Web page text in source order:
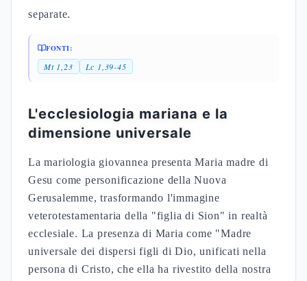
Miriam nel contesto ebraico del
I secolo: donne nella Bibbia e
nella Palestina
L'etimologia di Miriam e lo status
della donna ebrea